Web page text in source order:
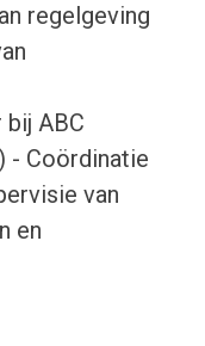
regelgeving
ABC
- Coördinatie
van
en